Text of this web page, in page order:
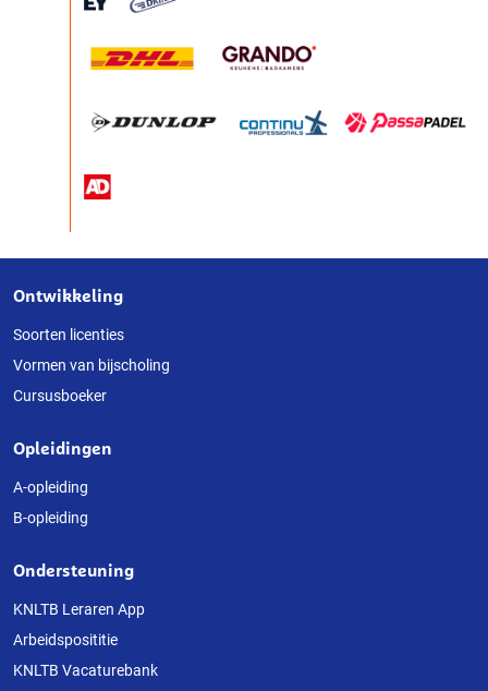
Over
deze
website
Ontwikkeling
Soorten licenties
Vormen van bijscholing
Cursusboeker
Opleidingen
A-opleiding
B-opleiding
Ondersteuning
KNLTB Leraren App
Arbeidsposititie
KNLTB Vacaturebank